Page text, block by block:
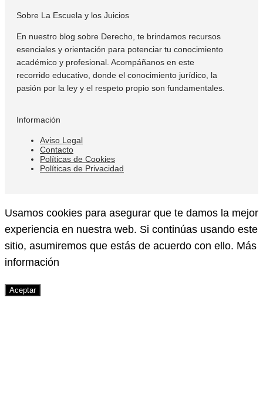
Sobre La Escuela y los Juicios
En nuestro blog sobre Derecho, te brindamos recursos
esenciales y orientación para potenciar tu conocimiento
académico y profesional. Acompáñanos en este
recorrido educativo, donde el conocimiento jurídico, la
pasión por la ley y el respeto propio son fundamentales.
Información
Aviso Legal
Contacto
Políticas de Cookies
Políticas de Privacidad
Usamos cookies para asegurar que te damos la mejor
experiencia en nuestra web. Si continúas usando este
sitio, asumiremos que estás de acuerdo con ello. Más
información
Aceptar